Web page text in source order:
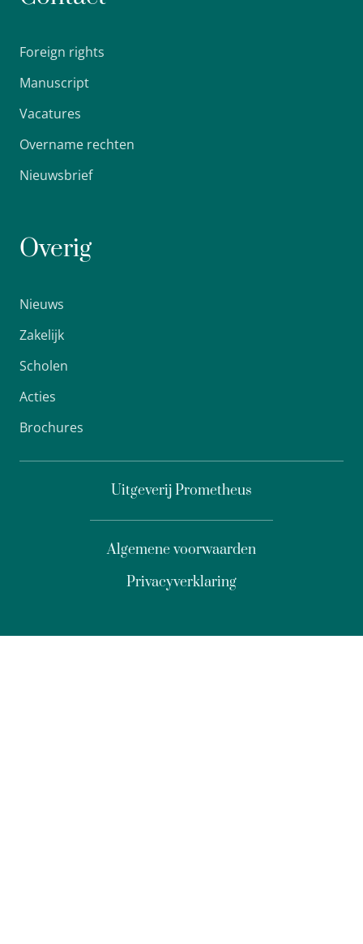
Foreign rights
Manuscript
Vacatures
Overname rechten
Nieuwsbrief
Overig
Nieuws
Zakelijk
Scholen
Acties
Brochures
Uitgeverij Prometheus
Privacyverklaring
Algemene voorwaarden